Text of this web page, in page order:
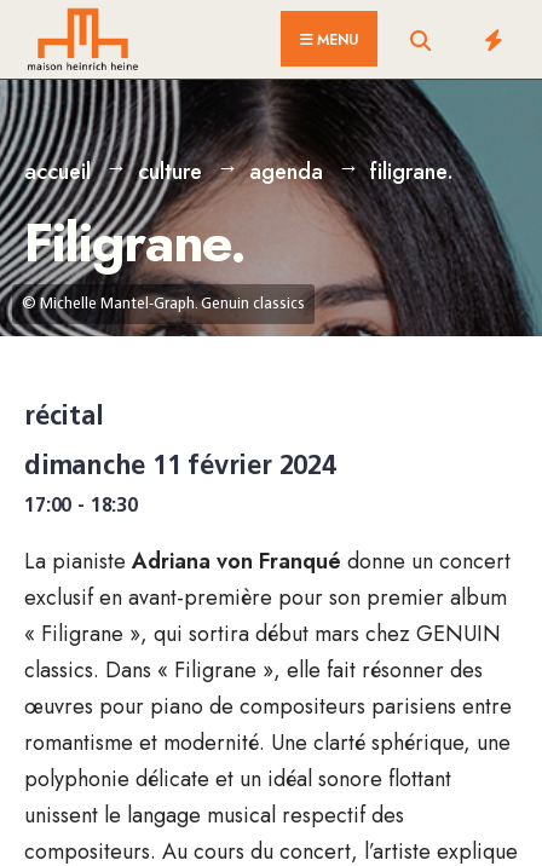
content
MENU
© Michelle Mantel-Graph. Genuin classics
accueil culture agenda filigrane.
Filigrane.
récital
dimanche 11 février 2024
17:00 - 18:30
La pianiste Adriana von Franqué donne un concert
exclusif en avant-première pour son premier album
« Filigrane », qui sortira début mars chez GENUIN
classics. Dans « Filigrane », elle fait résonner des
œuvres pour piano de compositeurs parisiens entre
romantisme et modernité. Une clarté sphérique, une
polyphonie délicate et un idéal sonore flottant
unissent le langage musical respectif des
compositeurs. Au cours du concert, l’artiste explique